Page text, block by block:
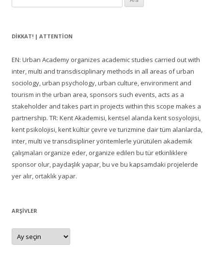
DIKKAT! | ATTENTION
EN: Urban Academy organizes academic studies carried out with
inter, multi and transdisciplinary methods in all areas of urban
sociology, urban psychology, urban culture, environment and
tourism in the urban area, sponsors such events, acts as a
stakeholder and takes part in projects within this scope makes a
partnership. TR: Kent Akademisi, kentsel alanda kent sosyolojisi,
kent psikolojisi, kent kültür çevre ve turizmine dair tüm alanlarda,
inter, multi ve transdisipliner yöntemlerle yürütülen akademik
çalışmaları organize eder, organize edilen bu tür etkinliklere
sponsor olur, paydaşlık yapar, bu ve bu kapsamdaki projelerde
yer alır, ortaklık yapar.
ARŞIVLER
Arşivler